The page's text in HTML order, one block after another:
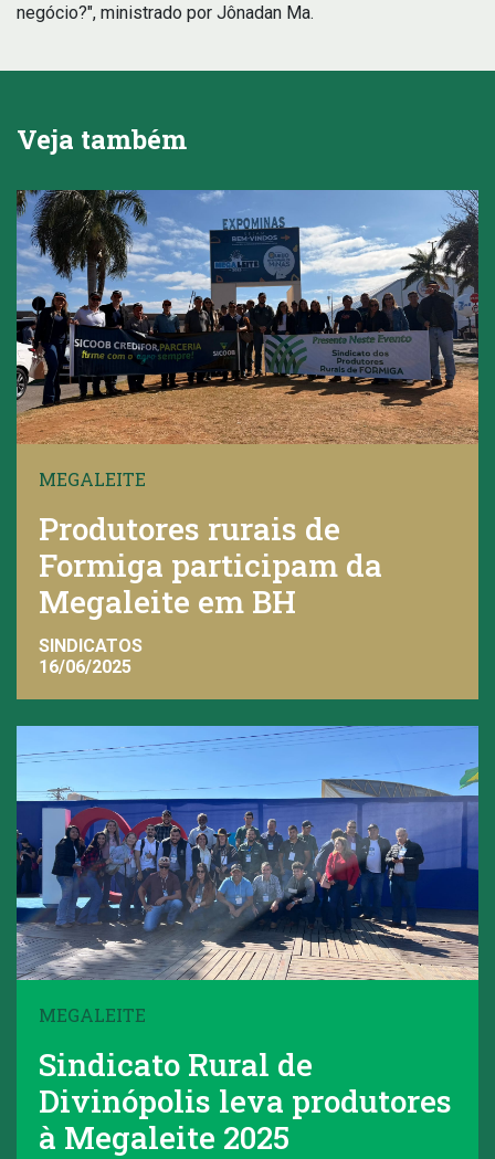
negócio?", ministrado por Jônadan Ma.
Veja também
MEGALEITE
Produtores rurais de
Formiga participam da
Megaleite em BH
SINDICATOS
16/06/2025
MEGALEITE
Sindicato Rural de
Divinópolis leva produtores
à Megaleite 2025